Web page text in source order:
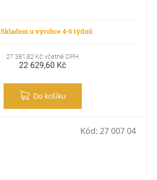
Skladem u výrobce 4-6 týdnů
27 381,82 Kč včetně DPH
22 629,60 Kč
Do košíku
Kód: 27 007 04